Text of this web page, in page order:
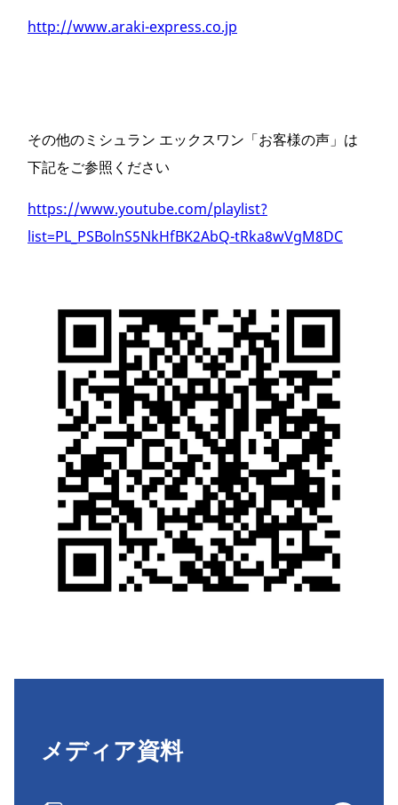
http://www.araki-express.co.jp
その他のミシュラン エックスワン「お客様の声」は
下記をご参照ください
https://www.youtube.com/playlist?
list=PL_PSBolnS5NkHfBK2AbQ-tRka8wVgM8DC
メディア資料